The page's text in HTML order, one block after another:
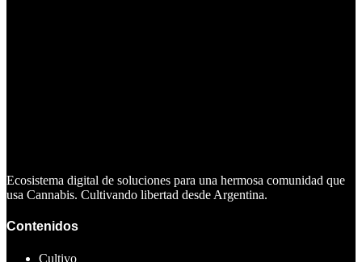
Ecosistema digital de soluciones para una hermosa comunidad que
usa Cannabis. Cultivando libertad desde Argentina.
Contenidos
Cultivo